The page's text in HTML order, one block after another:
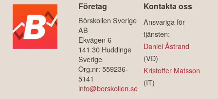
Företag
Börskollen Sverige
AB
Ekvägen 6
141 30 Huddinge
Sverige
Org.nr: 559236-
5141
info@borskollen.se
Kontakta oss
Ansvariga för
tjänsten:
Daniel Åstrand
(VD)
Kristoffer Matsson
(IT)